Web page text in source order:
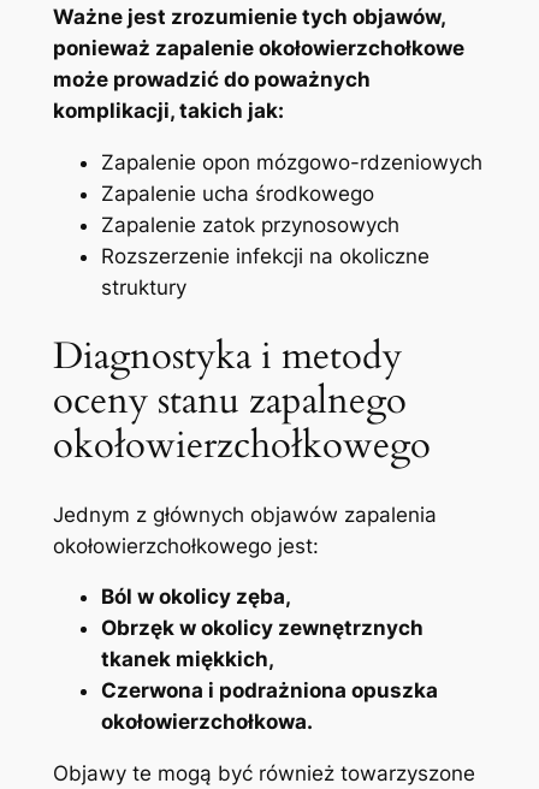
Ważne jest zrozumienie tych objawów,‍
ponieważ ⁤zapalenie okołowierzchołkowe‌
może ​prowadzić do poważnych
komplikacji, takich jak:
Zapalenie opon mózgowo-rdzeniowych
Zapalenie ucha środkowego
Zapalenie‌ zatok ⁢przynosowych
Rozszerzenie infekcji na okoliczne
struktury
Diagnostyka i metody
oceny stanu zapalnego‌
okołowierzchołkowego
Jednym z głównych objawów zapalenia
okołowierzchołkowego jest:
Ból w okolicy zęba,
Obrzęk w okolicy zewnętrznych
tkanek miękkich,
Czerwona​ i podrażniona opuszka
okołowierzchołkowa.
Objawy te mogą być również towarzyszone